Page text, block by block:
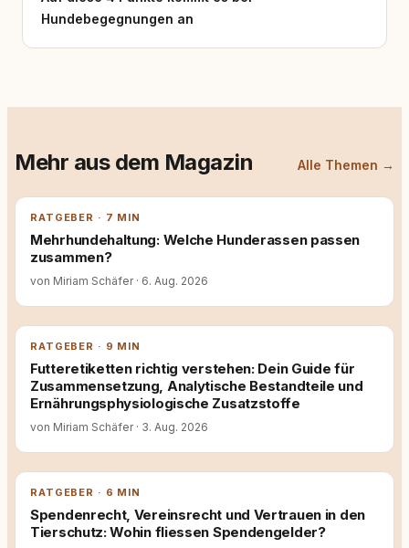
und Hund als Team verlässlich und nachhaltig
Hundebegegnungen an
Mehr aus dem Magazin Alle Themen →
RATGEBER · 7 MIN
Mehrhundehaltung: Welche Hunderassen passen
zusammen?
von Miriam Schäfer · 6. Aug. 2026
RATGEBER · 9 MIN
Futteretiketten richtig verstehen: Dein Guide für
Zusammensetzung, Analytische Bestandteile und
Ernährungsphysiologische Zusatzstoffe
von Miriam Schäfer · 3. Aug. 2026
RATGEBER · 6 MIN
Spendenrecht, Vereinsrecht und Vertrauen in den
Tierschutz: Wohin fliessen Spendengelder?